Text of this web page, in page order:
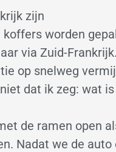
zijn
worden
via Zuid-
op snelweg
dat ik zeg: wat
de ramen open
Nadat we de